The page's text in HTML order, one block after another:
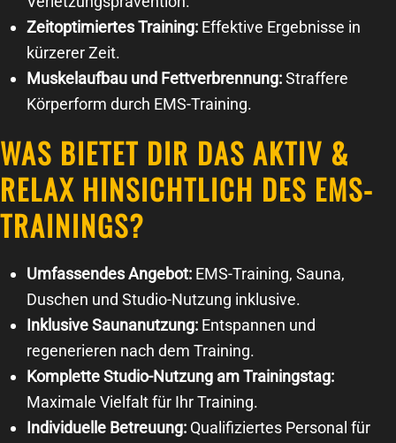
Zeitoptimiertes Training: Effektive Ergebnisse in
kürzerer Zeit.
Muskelaufbau und Fettverbrennung:Straffere
Körperform durch EMS-Training.
WAS BIETET DIR DAS AKTIV &
RELAX HINSICHTLICH DES EMS-
TRAININGS?
Umfassendes Angebot: EMS-Training, Sauna,
Duschen und Studio-Nutzung inklusive.
Inklusive Saunanutzung: Entspannen und
regenerieren nach dem Training.
Komplette Studio-Nutzung am Trainingstag:
Maximale Vielfalt für Ihr Training.
Individuelle Betreuung: Qualifiziertes Personal für